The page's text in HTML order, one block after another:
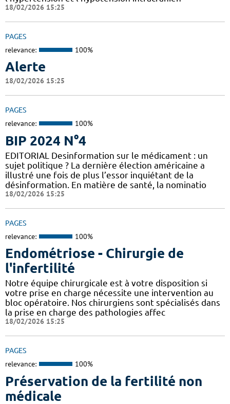
18/02/2026 15:25
PAGES
relevance: 100%
Alerte
18/02/2026 15:25
PAGES
relevance: 100%
BIP 2024 N°4
EDITORIAL Desinformation sur le médicament : un
sujet politique ? La dernière élection américaine a
illustré une fois de plus l’essor inquiétant de la
désinformation. En matière de santé, la nominatio
18/02/2026 15:25
PAGES
relevance: 100%
Endométriose - Chirurgie de
l'infertilité
Notre équipe chirurgicale est à votre disposition si
votre prise en charge nécessite une intervention au
bloc opératoire. Nos chirurgiens sont spécialisés dans
la prise en charge des pathologies affec
18/02/2026 15:25
PAGES
relevance: 100%
Préservation de la fertilité non
médicale